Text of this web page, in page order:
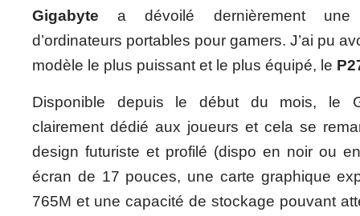
Gigabyte a dévoilé dernièrement une
d’ordinateurs portables pour gamers. J’ai pu
modèle le plus puissant et le plus équipé, le
Disponible depuis le début du mois, le
clairement dédié aux joueurs et cela se
design futuriste et profilé (dispo en noir ou
écran de 17 pouces, une carte graphique
765M et une capacité de stockage pouvant